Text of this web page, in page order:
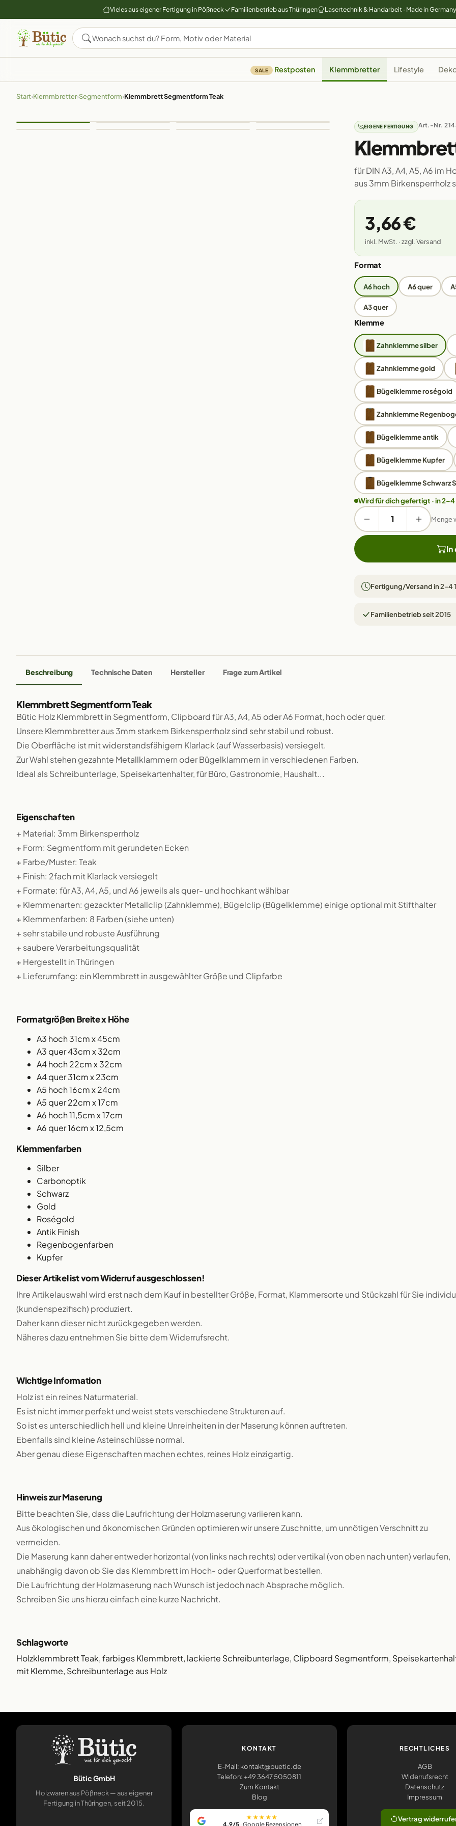
Vieles aus eigener Fertigung in Pößneck Familienbetrieb aus Thüringen Lasertechnik & Handarbeit · Made in Germany
SALE Restposten Klemmbretter Lifestyle
Start›Klemmbretter›Segmentform›Klemmbrett Segmentform Teak
EIGENE FERTIGUNG Art.-Nr.
für DIN A3, A4, A5, A6 im
aus 3mm Birkensperrholz
3,66 €
inkl. MwSt. · zzgl. Versand
Format
A6 hoch A6 quer
A3 quer
Klemme
Zahnklemme silber
Zahnklemme gold
Bügelklemme roségold
Zahnklemme
Bügelklemme antik
Bügelklemme Kupfer
Bügelklemme Schwarz
Wird für dich gefertigt · in 2–4
Menge
In
Fertigung/Versand in 2–4
Familienbetrieb seit 2015
Beschreibung Technische Daten Hersteller Frage zum Artikel
Klemmbrett Segmentform Teak
Bütic Holz Klemmbrett in Segmentform, Clipboard für A3, A4, A5 oder A6 Format, hoch oder quer.
Unsere Klemmbretter aus 3mm starkem Birkensperrholz sind sehr stabil und robust.
Die Oberfläche ist mit widerstandsfähigem Klarlack (auf Wasserbasis) versiegelt.
Zur Wahl stehen gezahnte Metallklammern oder Bügelklammern in verschiedenen Farben.
Ideal als Schreibunterlage, Speisekartenhalter, für Büro, Gastronomie, Haushalt...
Eigenschaften
+ Material: 3mm Birkensperrholz
+ Form: Segmentform mit gerundeten Ecken
+ Farbe/Muster: Teak
+ Finish: 2fach mit Klarlack versiegelt
+ Formate: für A3, A4, A5, und A6 jeweils als quer- und hochkant wählbar
+ Klemmenarten: gezackter Metallclip (Zahnklemme), Bügelclip (Bügelklemme) einige optional mit Stifthalter
+ Klemmenfarben: 8 Farben (siehe unten)
+ sehr stabile und robuste Ausführung
+ saubere Verarbeitungsqualität
+ Hergestellt in Thüringen
+ Lieferumfang: ein Klemmbrett in ausgewählter Größe und Clipfarbe
Formatgrößen Breite x Höhe
A3 hoch 31cm x 45cm
A3 quer 43cm x 32cm
A4 hoch 22cm x 32cm
A4 quer 31cm x 23cm
A5 hoch 16cm x 24cm
A5 quer 22cm x 17cm
A6 hoch 11,5cm x 17cm
A6 quer 16cm x 12,5cm
Klemmenfarben
Silber
Carbonoptik
Schwarz
Gold
Roségold
Antik Finish
Regenbogenfarben
Kupfer
Dieser Artikel ist vom Widerruf ausgeschlossen!
Ihre Artikelauswahl wird erst nach dem Kauf in bestellter Größe, Format, Klammersorte und Stückzahl für Sie
(kundenspezifisch) produziert.
Daher kann dieser nicht zurückgegeben werden.
Näheres dazu entnehmen Sie bitte dem Widerrufsrecht.
Wichtige Information
Holz ist ein reines Naturmaterial.
Es ist nicht immer perfekt und weist stets verschiedene Strukturen auf.
So ist es unterschiedlich hell und kleine Unreinheiten in der Maserung können auftreten.
Ebenfalls sind kleine Asteinschlüsse normal.
Aber genau diese Eigenschaften machen echtes, reines Holz einzigartig.
Hinweis zur Maserung
Bitte beachten Sie, dass die Laufrichtung der Holzmaserung variieren kann.
Aus ökologischen und ökonomischen Gründen optimieren wir unsere Zuschnitte, um unnötigen Verschnitt zu
vermeiden.
Die Maserung kann daher entweder horizontal (von links nach rechts) oder vertikal (von oben nach unten) verlaufen,
unabhängig davon ob Sie das Klemmbrett im Hoch- oder Querformat bestellen.
Die Laufrichtung der Holzmaserung nach Wunsch ist jedoch nach Absprache möglich.
Schreiben Sie uns hierzu einfach eine kurze Nachricht.
Schlagworte
Holzklemmbrett Teak, farbiges Klemmbrett, lackierte Schreibunterlage, Clipboard Segmentform,
mit Klemme, Schreibunterlage aus Holz
Bütic GmbH
Holzwaren aus Pößneck — aus eigener
Fertigung in Thüringen, seit 2015.
KONTAKT
E-Mail: kontakt@buetic.de
Telefon: +49 3647 5050811
Zum Kontakt
Blog
★★★★★
4,9/5 · Google Rezensionen
RECHTLICHES
AGB
Widerrufsrecht
Datenschutz
Impressum
Vertrag